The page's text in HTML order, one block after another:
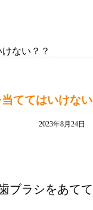
ない？？
ててはいけな
2023年8月24日
ブラシをあて